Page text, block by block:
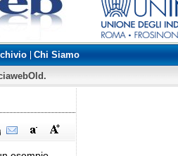
Chi Siamo